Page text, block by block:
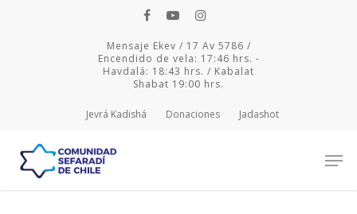
Mensaje Ekev / 17 Av 5786 /
Encendido de vela: 17:46 hrs. -
Havdalá: 18:43 hrs. / Kabalat
Shabat 19:00 hrs.
Jevrá Kadishá Donaciones Jadashot